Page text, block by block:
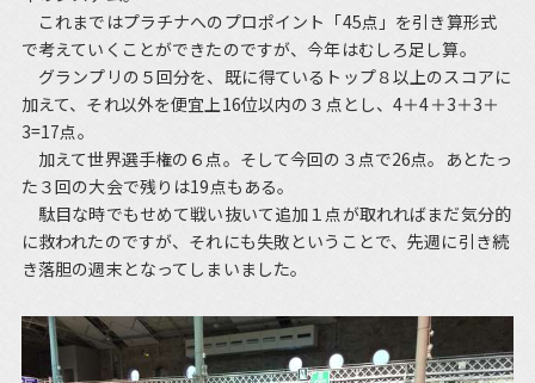
これまではプラチナへのプロポイント「45点」を引き算形式
で考えていくことができたのですが、今年はむしろ足し算。
グランプリの５回分を、既に得ているトップ８以上のスコアに
加えて、それ以外を便宜上16位以内の３点とし、4＋4＋3＋3＋
3=17点。
加えて世界選手権の６点。そして今回の３点で26点。あとたっ
た３回の大会で残りは19点もある。
駄目な時でもせめて戦い抜いて追加１点が取れればまだ気分的
に救われたのですが、それにも失敗ということで、先週に引き続
き落胆の週末となってしまいました。